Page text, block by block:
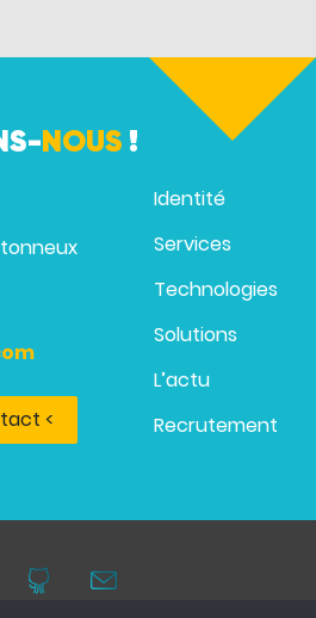
NOUS !
<
Identité
Services
Technologies
Solutions
L’actu
Recrutement